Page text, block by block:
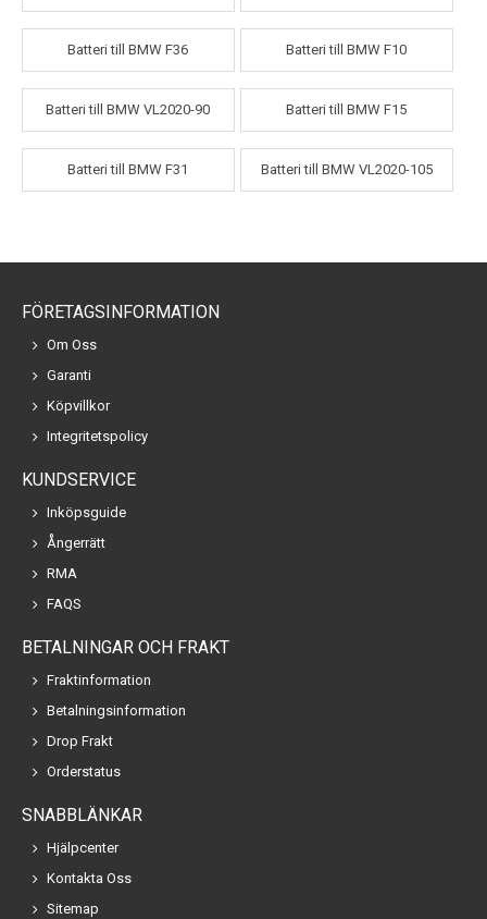
Batteri till BMW F36 Batteri till BMW F10
Batteri till BMW VL2020-90 Batteri till BMW F15
Batteri till BMW F31 Batteri till BMW VL2020-105
FÖRETAGSINFORMATION
Om Oss
Garanti
Köpvillkor
Integritetspolicy
KUNDSERVICE
Inköpsguide
Ångerrätt
RMA
FAQS
BETALNINGAR OCH FRAKT
Fraktinformation
Betalningsinformation
Drop Frakt
Orderstatus
SNABBLÄNKAR
Hjälpcenter
Kontakta Oss
Sitemap